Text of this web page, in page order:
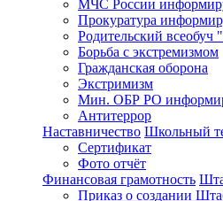
МЧС России
Прокуратура
Родительский всеобуч
Борьба с экстремизмом
Гражданская оборона
Экстримизм
Мин. ОБР РО
Антитеррор
Наставничество Школьный
Сертификат
Фото отчёт
Финансовая грамотность
Приказ о создании